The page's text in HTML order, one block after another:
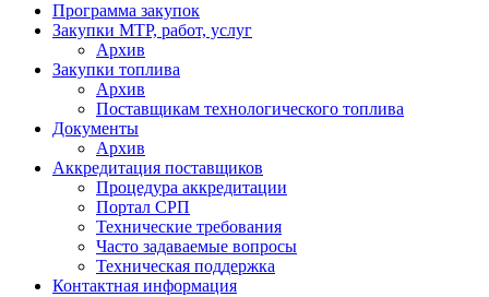
Программа закупок
Закупки МТР, работ, услуг
Архив
Закупки топлива
Архив
Поставщикам технологического топлива
Документы
Архив
Аккредитация поставщиков
Процедура аккредитации
Портал СРП
Технические требования
Часто задаваемые вопросы
Техническая поддержка
Контактная информация